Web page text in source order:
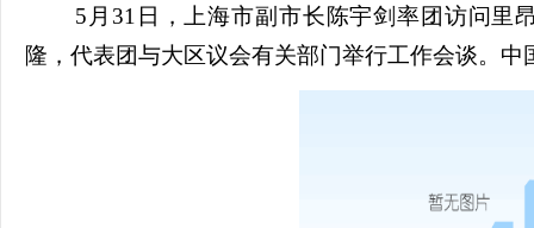
5月31日，上海市副市长陈宇剑率团访问里
隆 ，代表团与大区议会有关部门举行工作会谈。中